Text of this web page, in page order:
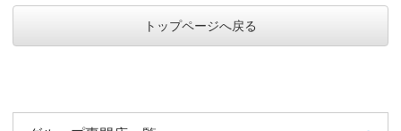
トップページへ戻る